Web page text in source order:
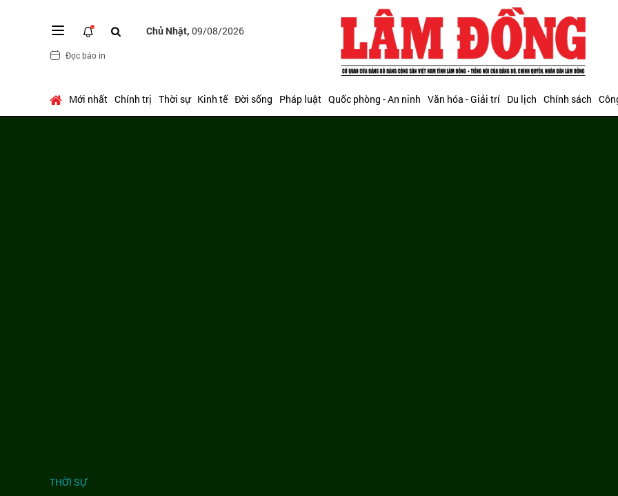
Chủ Nhật, 09/08/2026
Đọc báo in
Mới nhất Chính trị Thời sự Kinh tế Đời sống Pháp luật Quốc phòng - An ninh Văn hóa - Giải trí Du lịch Chính sách
THỜI SỰ